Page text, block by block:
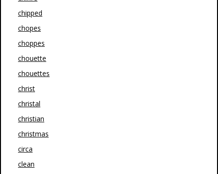
chipped
chopes
choppes
chouette
chouettes
christ
christal
christian
christmas
circa
clean